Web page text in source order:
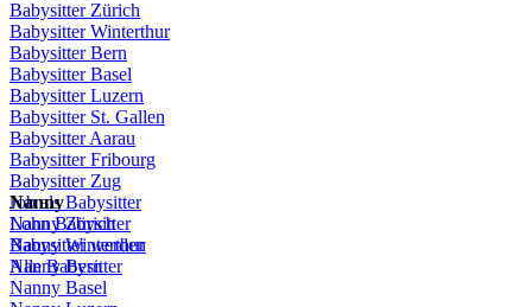
Babysitter Zürich
Babysitter Winterthur
Babysitter Bern
Babysitter Basel
BabysitterLuzern
Babysitter St. Gallen
BabysitterAarau
BabysitterFribourg
Babysitter Zug
JobalsBabysitter
LohnBabysitter
Babysitterwerden
Alle Babysitter
Nanny
NannyZürich
Nanny Winterthur
Nanny Bern
Nanny Basel